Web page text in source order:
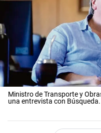
Ministro de Transporte y
una entrevista con